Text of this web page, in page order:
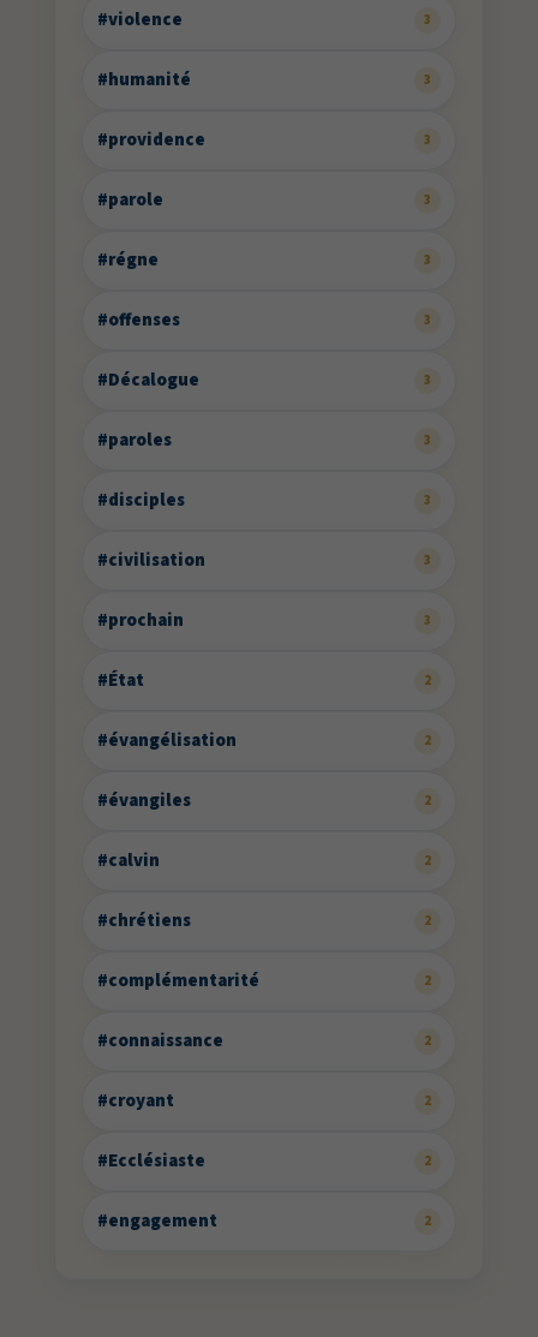
#violence 3
#humanité 3
#providence 3
#parole 3
#régne 3
#offenses 3
#Décalogue 3
#paroles 3
#disciples 3
#civilisation 3
#prochain 3
#État 2
#évangélisation 2
#évangiles 2
#calvin 2
#chrétiens 2
#complémentarité 2
#connaissance 2
#croyant 2
#Ecclésiaste 2
#engagement 2